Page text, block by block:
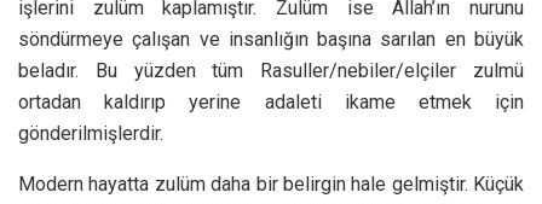
işlerini zulüm kaplamıştır. Zulüm ise Allah’ın nurunu
söndürmeye çalışan ve insanlığın başına sarılan en büyük
beladır. Bu yüzden tüm Rasuller/nebiler/elçiler zulmü
ortadan kaldırıp yerine adaleti ikame etmek için
gönderilmişlerdir.
Modern hayatta zulüm daha bir belirgin hale gelmiştir. Küçük